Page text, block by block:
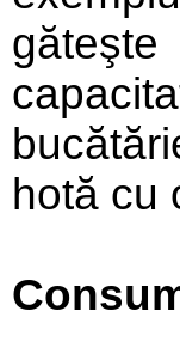
hotă cu